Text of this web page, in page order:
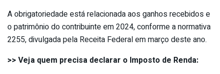
A obrigatoriedade está relacionada aos ganhos recebidos e
o patrimônio do contribuinte em 2024, conforme a normativa
2255, divulgada pela Receita Federal em março deste ano.
>> Veja quem precisa declarar o Imposto de Renda: